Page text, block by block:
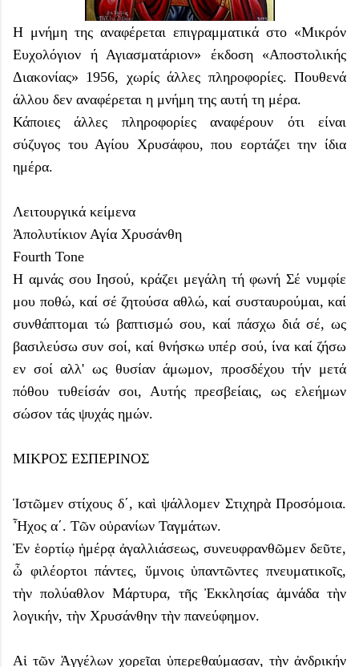
Η μνήμη της αναφέρεται επιγραμματικά στο «Μικρόν
Ευχολόγιον ή Αγιασματάριον» έκδοση «Αποστολικής
Διακονίας» 1956, χωρίς άλλες πληροφορίες. Πουθενά
άλλου δεν αναφέρεται η μνήμη της αυτή τη μέρα.
Κάποιες άλλες πληροφορίες αναφέρουν ότι είναι
σύζυγος του Αγίου Χρυσάφου, που εορτάζει την ίδια
ημέρα.
Λειτουργικά κείμενα
Ἀπολυτίκιον Αγία Χρυσάνθη
Fourth Tone
Η αμνάς σου Ιησού, κράζει μεγάλη τή φωνή Σέ νυμφίε
μου ποθώ, καί σέ ζητούσα αθλώ, καί συσταυρούμαι, καί
συνθάπτομαι τώ βαπτισμώ σου, καί πάσχω διά σέ, ως
βασιλεύσω συν σοί, καί θνήσκω υπέρ σού, ίνα καί ζήσω
εν σοί αλλ' ως θυσίαν άμωμον, προσδέχου τήν μετά
πόθου τυθείσάν σοι, Αυτής πρεσβείαις, ως ελεήμων
σώσον τάς ψυχάς ημών.
ΜΙΚΡΟΣ ΕΣΠΕΡΙΝΟΣ
Ἱστῶμεν στίχους δ΄, καὶ ψάλλομεν Στιχηρὰ Προσόμοια.
Ἦχος α΄. Τῶν οὐρανίων Ταγμάτων.
Ἐν ἑορτίῳ ἡμέρᾳ ἀγαλλιάσεως, συνευφρανθῶμεν δεῦτε,
ὦ φιλέορτοι πάντες, ὕμνοις ὑπαντῶντες πνευματικοῖς,
τὴν πολύαθλον Μάρτυρα, τῆς Ἐκκλησίας ἀμνάδα τὴν
λογικήν, τὴν Χρυσάνθην τὴν πανεύφημον.
Αἱ τῶν Ἀγγέλων χορεῖαι ὑπερεθαύμασαν, τὴν ἀνδρικήν